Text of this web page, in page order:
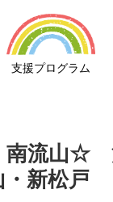
支援プログラム
南流山☆
新松戸